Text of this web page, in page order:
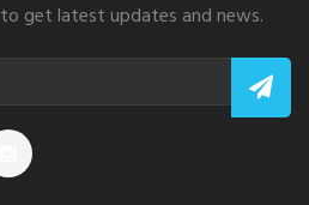
get latest updates and news.